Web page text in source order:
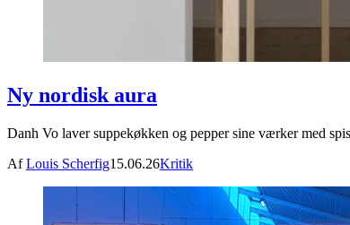
Ny nordisk aura
Danh Vo laver suppekøkken og pepper sine værker med
AfLouis Scherfig15.06.26Kritik